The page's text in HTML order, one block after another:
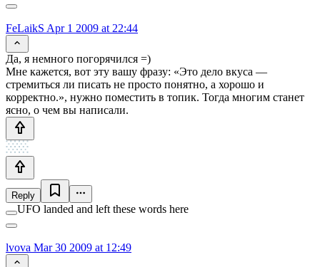
FeLaikS Apr 1 2009 at 22:44
Да, я немного погорячился =)
Мне кажется, вот эту вашу фразу: «Это дело вкуса —
стремиться ли писать не просто понятно, а хорошо и
корректно.», нужно поместить в топик. Тогда многим станет
ясно, о чем вы написали.
Reply
UFO landed and left these words here
lvova Mar 30 2009 at 12:49